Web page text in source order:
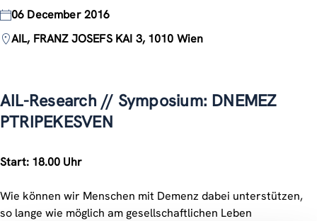
06 December 2016
AIL, FRANZ JOSEFS KAI 3, 1010 Wien
AIL-Research // Symposium: DNEMEZ
PTRIPEKESVEN
Start: 18.00 Uhr
Wie können wir Menschen mit Demenz dabei unterstützen,
so lange wie möglich am gesellschaftlichen Leben